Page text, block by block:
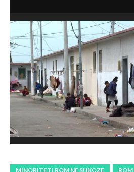
MINORITETI ROM NE SHKOZE ROM